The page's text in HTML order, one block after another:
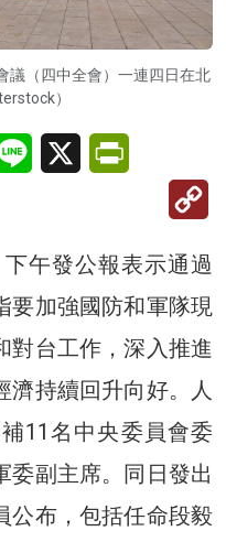
議（四中全會）一連四日在北
）
Line X
午發公報表示通過
要加強國防和軍隊現
對台工作，深入推進
濟持續回升向好。人
11名中央委員會委
委副主席。同日發出
公布，包括任命段毅